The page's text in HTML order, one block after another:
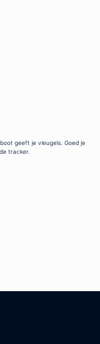
geeft je vleugels. Goed je
tracker.